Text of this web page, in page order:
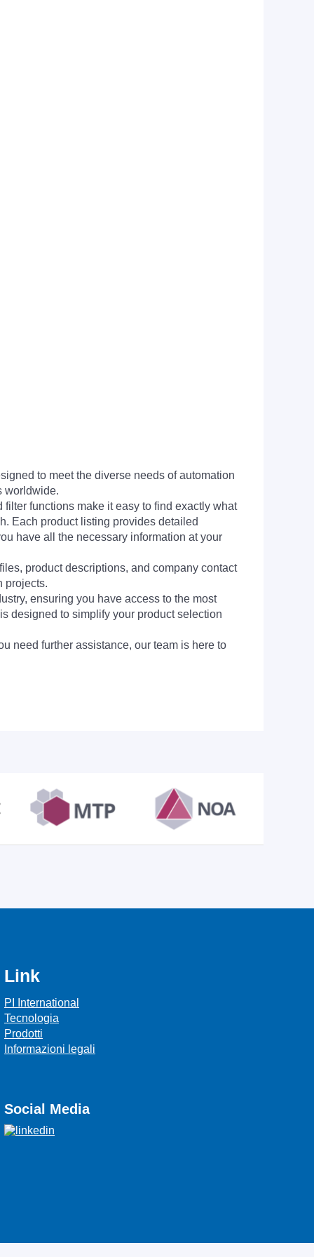
to meet the diverse needs of automation
worldwide.
functions make it easy to find exactly what
Each product listing provides detailed
have all the necessary information at your
product descriptions, and company contact
projects.
ensuring you have access to the most
designed to simplify your product selection
need further assistance, our team is here to
Link
PI International
Tecnologia
Prodotti
Informazioni legali
Social Media